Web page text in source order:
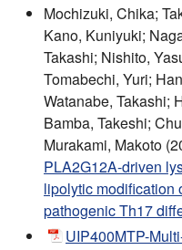
Mochizuki, Chika;
Kano, Kuniyuki;
Takashi; Nishito,
Tomabechi, Yuri;
Watanabe, Takashi;
Bamba, Takeshi;
Murakami, Makoto
PLA2G12A-driven
lipolytic modification
pathogenic Th17
UIP400MTP-